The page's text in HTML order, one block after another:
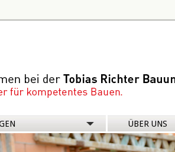
ÜBER UNS